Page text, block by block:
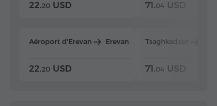
22.20 USD
Aéroport d'Erevan Erevan
22.20 USD
71.04 USD
Tsaghkadzor
71.04 USD